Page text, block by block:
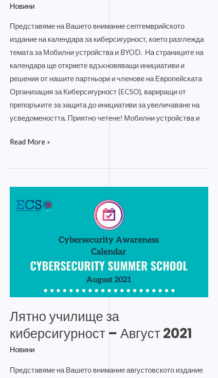
Новини
Представяме на Вашето внимание септемврийското
издание на календара за киберсигурност, което разглежда
темата за Мобилни устройства и BYOD. На страниците на
календара ще откриете вдъхновяващи инициативи и
решения от нашите партньори и членове на Европейската
Организация за Киберсигурност (ECSO), вариращи от
препоръките за защита до инициативи за увеличаване на
усведомеността. Приятно четенe! Мобилни устройства и
Read More »
Лятно училище за
киберсигурност – Август 2021
Новини
Представяме на Вашето внимание августовското издание
училище